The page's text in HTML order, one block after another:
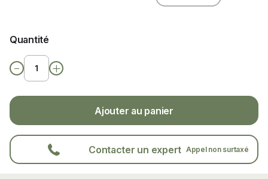
Quantité
- +
Contacter un expert Appel non surtaxé
Ajouter au panier